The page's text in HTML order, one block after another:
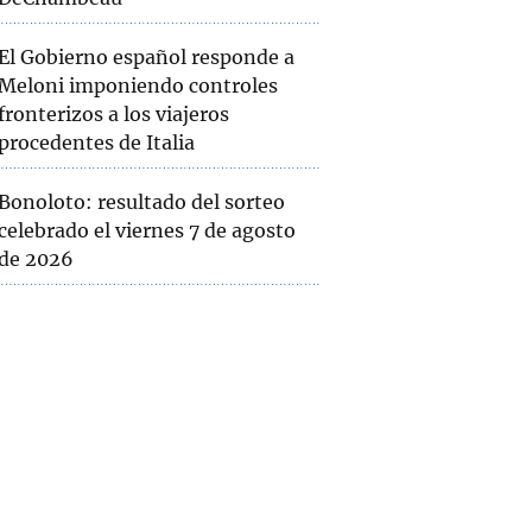
Gobierno español responde a
imponiendo controles
a los viajeros
de Italia
resultado del sorteo
el viernes 7 de agosto
2026